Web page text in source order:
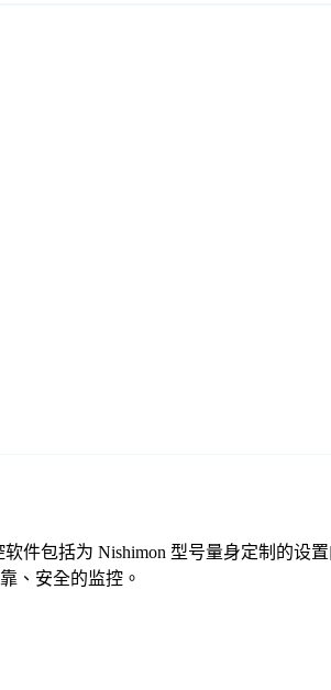
件包括为 Nishimon 型号量身定制的
、安全的监控。